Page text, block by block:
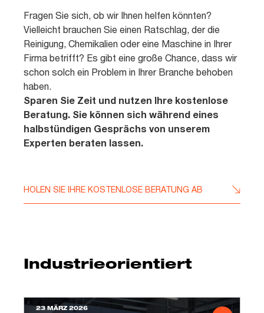
Fragen Sie sich, ob wir Ihnen helfen könnten?
Vielleicht brauchen Sie einen Ratschlag, der die
Reinigung, Chemikalien oder eine Maschine in Ihrer
Firma betrifft? Es gibt eine große Chance, dass wir
schon solch ein Problem in Ihrer Branche behoben
haben.
Sparen Sie Zeit und nutzen Ihre kostenlose
Beratung. Sie können sich während eines
halbstündigen Gesprächs von unserem
Experten beraten lassen.
HOLEN SIE IHRE KOSTENLOSE BERATUNG AB
Industrieorientiert
23 MÄRZ 2026